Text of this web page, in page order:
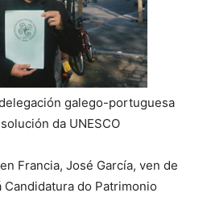
galego-portuguesa
da UNESCO
Francia, José García, ven de
do Patrimonio